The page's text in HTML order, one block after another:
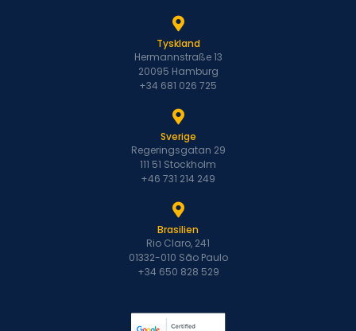
Tyskland
Hermannstraße 13
20095 Hamburg
+34 681 026 725
Sverige
Regeringsgatan 29
111 51 Stockholm
+46 731 214 249
Brasilien
Rio Claro, 241
01332-010 São Paulo
+34 650 828 529